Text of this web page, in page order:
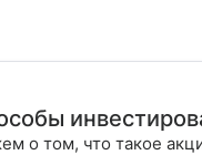
о том, что такое